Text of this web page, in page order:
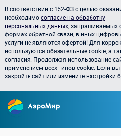
В соответствии с 152-ФЗ с целью
необходимосогласие на обработку
персональных данных , запрашиваемых
формах обратной связи, в иных
услуги не являются офертой! Для
используются обязательные cookie, а
согласия. Продолжая использование
применением всех типов cookie. Если вы
закройте сайт или измените настройки